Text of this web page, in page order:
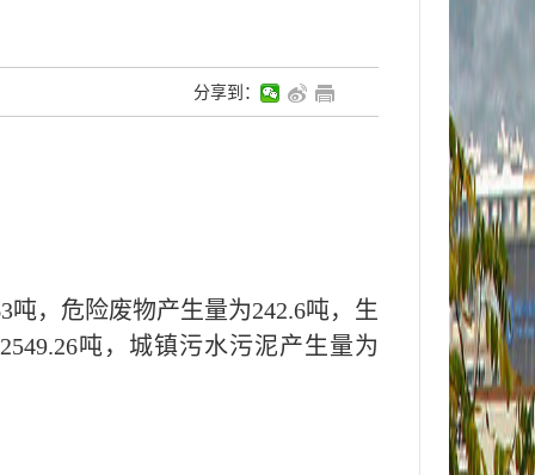
分享到：
吨，危险废物产生量为242.6吨，生
吨，城镇污水污泥产生量为